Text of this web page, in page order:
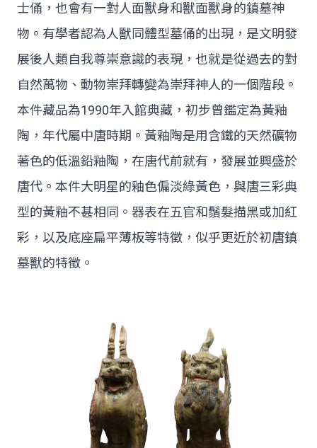
士俑，也會有一對人面獸身和獸面獸身的鎮墓神
物。有學者認為人獸同體型墓俑的出現，是文明發
展後人類自我尊崇意識的表現，也就是從過去的對
自然萬物、動物崇拜轉變為崇拜神人的一個階段。
本件藏品為1990年入館典藏，初步曾鑑定為黃釉
陶，年代屬中唐時期。黃釉陶是用含鐵的天然礦物
著色的低溫鉛釉陶，在唐代前就有，發展並興盛於
唐代。本件大明星的釉色偏淡綠黃色，與唐三彩典
型的黃釉不甚相同。器表在五官和鬚髮描黑或加紅
彩，以及底座扁平薄板等特徵，似乎更近於初唐鎮
墓獸的特徵。